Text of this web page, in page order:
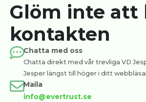
Glöm inte att
kontakten
Chatta med oss
Chatta direkt med vår trevliga VD
Jesper längst till höger i ditt
Maila
info@evertrust.se